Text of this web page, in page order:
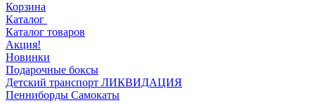
Корзина
Каталог
Каталог товаров
Акция!
Новинки
Подарочные боксы
Детский транспорт ЛИКВИДАЦИЯ
Пенниборды Самокаты